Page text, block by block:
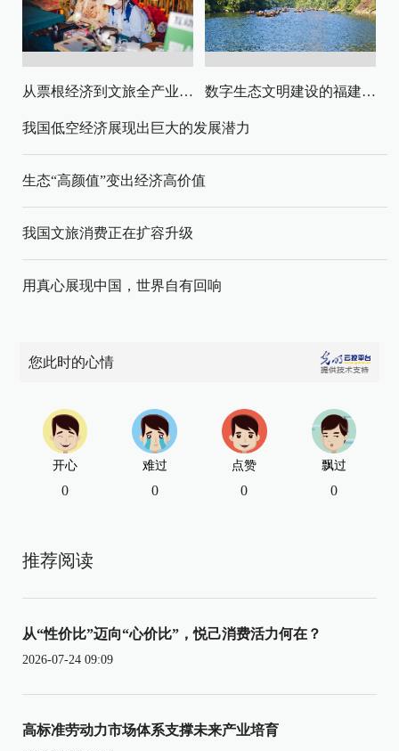
从票根经济到文旅全产业链升级 数字生态文明建设的福建路径与启示
我国低空经济展现出巨大的发展潜力
生态“高颜值”变出经济高价值
我国文旅消费正在扩容升级
用真心展现中国，世界自有回响
您此时的心情
开心
0
难过
0
点赞
0
飘过
0
推荐阅读
从“性价比”迈向“心价比”，悦己消费活力何在？
2026-07-24 09:09
高标准劳动力市场体系支撑未来产业培育